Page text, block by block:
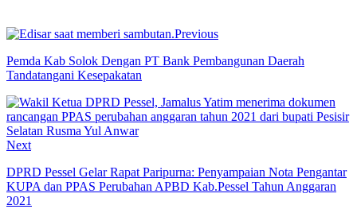
Previous
Pemda Kab Solok Dengan PT Bank Pembangunan Daerah
Tandatangani Kesepakatan
Next
DPRD Pessel Gelar Rapat Paripurna: Penyampaian Nota Pengantar
KUPA dan PPAS Perubahan APBD Kab.Pessel Tahun Anggaran
2021